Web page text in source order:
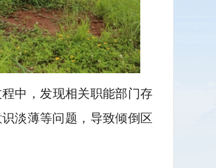
中，发现相关职能部门存
淡薄等问题，导致倾倒区